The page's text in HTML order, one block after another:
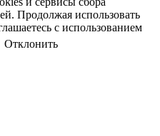
Продолжая использовать
с использованием
Отклонить